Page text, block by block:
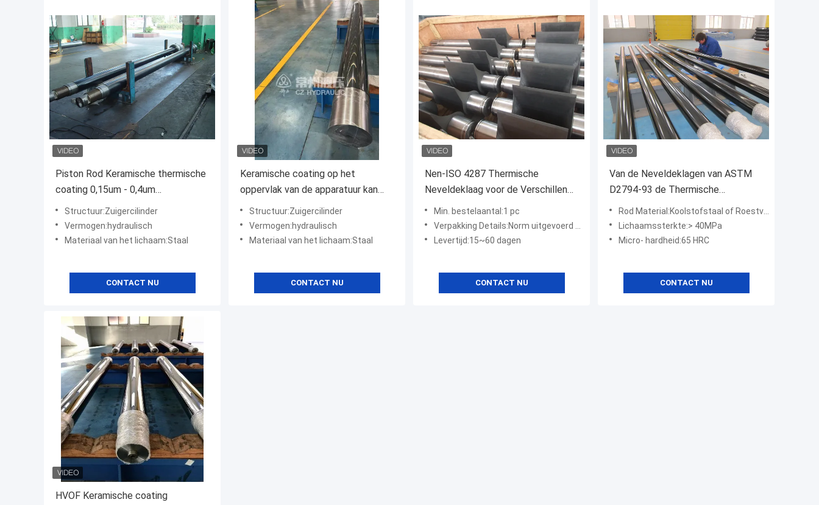
Piston Rod Keramische thermische
coating 0,15um - 0,4um
Oppervlakte Finish uitstekende
slijtvastheid en
corrosiebestendigheid
Structuur:Zuigercilinder
Vermogen:hydraulisch
Materiaal van het lichaam:Staal
CONTACT NU
Keramische coating op het
oppervlak van de apparatuur kan
hoge hardheid, hoge
temperatuurbestandheid,
corrosiebestandheid,
Structuur:Zuigercilinder
Vermogen:hydraulisch
Materiaal van het lichaam:Staal
CONTACT NU
Nen-ISO 4287 Thermische
Neveldeklaag voor de Verschillende
Weerstand van de Vormencorrosie
Min. bestelaantal:1 pc
Verpakking Details:Norm uitgevoerd pakket
Levertijd:15~60 dagen
CONTACT NU
Van de Neveldeklagen van ASTM
D2794-93 de Thermische
Weerstand van de de Zuigerstang
Zoute Mist
Rod Material:Koolstofstaal of Roestvrij staal
Lichaamssterkte:> 40MPa
Micro- hardheid:65 HRC
CONTACT NU
HVOF Keramische coating